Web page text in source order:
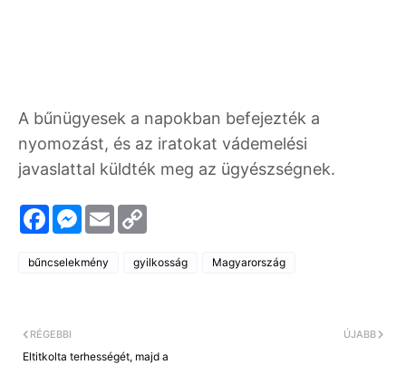
A bűnügyesek a napokban befejezték a
nyomozást, és az iratokat vádemelési
javaslattal küldték meg az ügyészségnek.
F
a
e
b
M
e
s
e
E
m
y
L
bűncselekmény gyilkosság Magyarország
ÚJABB
RÉGEBBI
Eltitkolta terhességét, majd a